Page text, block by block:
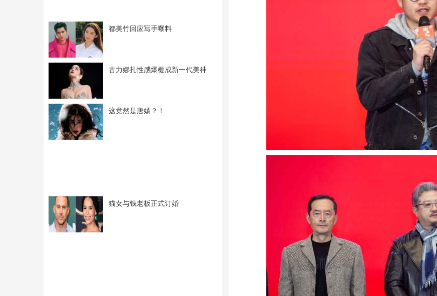
都美竹回应写手曝料
古力娜扎性感爆棚成新一代美神
这竟然是唐嫣？！
猫女与钱老板正式订婚